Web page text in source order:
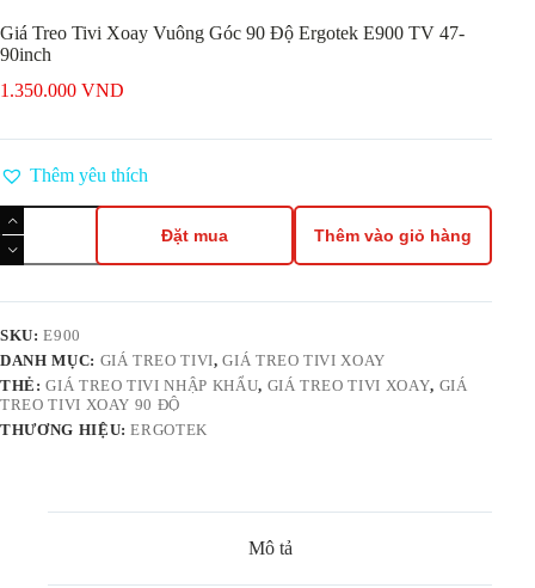
Giá Treo Tivi Xoay Vuông Góc 90 Độ Ergotek E900 TV 47-
90inch
1.350.000 VND
Thêm yêu thích
Giá
Treo
Tivi
90
Độ
Ergotek
E900
47-
Đặt mua Thêm vào giỏ hàng
SKU:E900
DANH MỤC: GIÁ TREO TIVI,GIÁ TREO TIVI XOAY
THẺ:GIÁ TREO TIVI NHẬP KHẨU, GIÁ TREO TIVI XOAY, GIÁ
TREO TIVI XOAY 90 ĐỘ
THƯƠNG HIỆU:ERGOTEK
Mô tả